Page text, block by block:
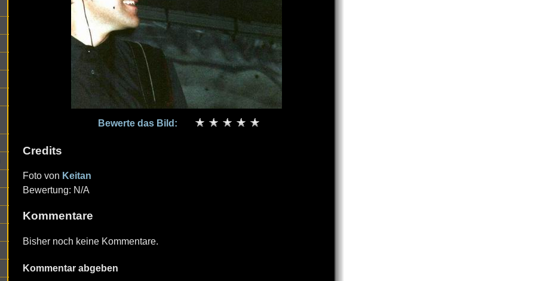
Bewerte das Bild:
Credits
Foto von Keitan
Bewertung: N/A
Kommentare
Bisher noch keine Kommentare.
Kommentar abgeben